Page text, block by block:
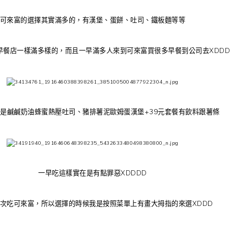
可來富的選擇其實滿多的，有漢堡、蛋餅、吐司、鐵板麵等等
餐店一樣滿多樣的，而且一早滿多人來到可來富買很多早餐到公司去XDDD
鹹鹹奶油蜂蜜熱壓吐司、豬排薯泥歐姆蛋漢堡+39元套餐有飲料跟薯條
一早吃這樣實在是有點罪惡XDDDD
吃可來富，所以選擇的時候我是按照菜單上有畫大拇指的來選XDDD